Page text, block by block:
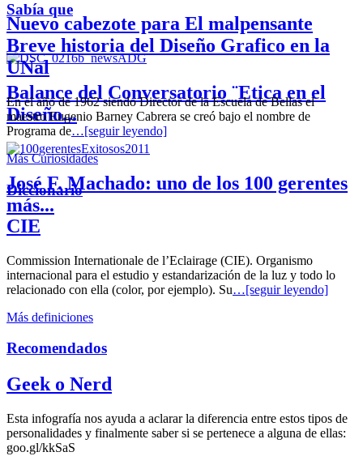
Nuevo cabezote para El malpensante
Balance del Conversatorio ¨Etica en el
Diseño...
José F. Machado: uno de los 100 gerentes
más...
Sabía que
Breve historia del Diseño Grafico en la
UNal
En el año de 1962 siendo Director de la Escuela de Bellas el
maestro Eugenio Barney Cabrera se creó bajo el nombre de
Programa de…[seguir leyendo]
Más Curiosidades
Diccionario
CIE
Commission Internationale de l’Eclairage (CIE). Organismo
internacional para el estudio y estandarización de la luz y todo lo
relacionado con ella (color, por ejemplo). Su…[seguir leyendo]
Más definiciones
Recomendados
Geek o Nerd
Esta infografía nos ayuda a aclarar la diferencia entre estos tipos de
personalidades y finalmente saber si se pertenece a alguna de ellas:
goo.gl/kkSaS